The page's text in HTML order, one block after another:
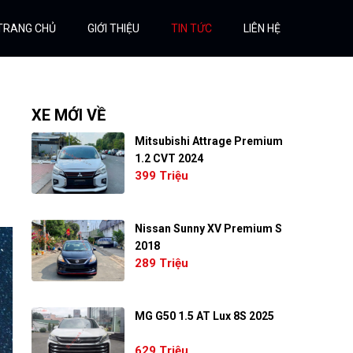
CHỦ GIỚI THIỆU TIN TỨC LIÊN HỆ
XE MỚI VỀ
Mitsubishi Attrage Premium
1.2 CVT 2024
399 Triệu
Nissan Sunny XV Premium S
2018
289 Triệu
MG G50 1.5 AT Lux 8S 2025